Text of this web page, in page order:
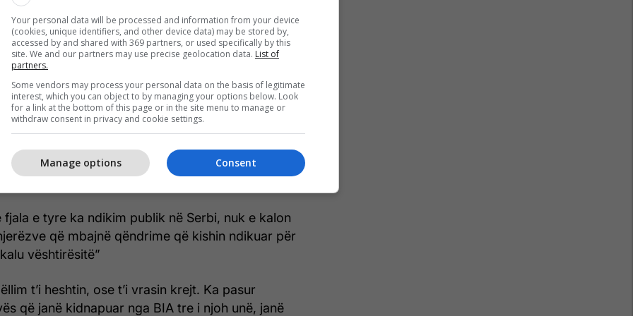
kanë fotografi, ka vizita edhe nga
Radoiçiqin”, tha ai.
se shërbimi sekret serb,apo siç njihet ndryshe
të kaluarën edhe qytetarë të Kosovës.
në komunën e Zubin Potokut, ku sipas tij, ishte
dhe ishte torturuar në mënyrë çnjerëzore.
Serbia i bën për t’i heshtur zërat kritikë të
fjala e tyre ka ndikim publik në Serbi, nuk e kalon
që mbajnë qëndrime që kishin ndikuar për
vështirësitë”
t’i heshtin, ose t’i vrasin krejt. Ka pasur
që janë kidnapuar nga BIA tre i njoh unë, janë
Your personal data will be processed and information from your device
(cookies, unique identifiers, and other device data) may be stored by,
accessed by and shared with 369 partners, or used specifically by this
site. We and our partners may use precise geolocation data. List of
partners.
Some vendors may process your personal data on the basis of legitimate
interest, which you can object to by managing your options below. Look
for a link at the bottom of this page or in the site menu to manage or
withdraw consent in privacy and cookie settings.
Consent
Manage options